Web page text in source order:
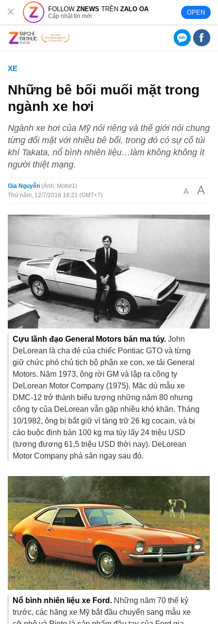
FOLLOWZNEWS TRÊNZALO OA
Cập nhật tin mới OPEN
XE
Những bê bối muối mặt trong
ngành xe hơi
Ngành xe hơi của Mỹ nói riêng và thế giới nói chung
từng đối mặt với nhiều bê bối, trong đó có sự cố túi
khí Takata, nổ bình nhiên liệu…làm không không ít
người thiệt mạng.
Gia Nguyễn Ảnh: Motor1
Thứ năm, 12/7/2018 18:21 (GMT+7)
A A
Cựu lãnh đạo General Motors bán ma túy. John
DeLorean là cha đẻ của chiếc Pontiac GTO và từng
giữ chức phó chủ tịch bộ phận xe con, xe tải General
Motors. Năm 1973, ông rời GM và lập ra công ty
DeLorean Motor Company (1975). Mặc dù mẫu xe
DMC-12 trở thành biểu tượng những năm 80 nhưng
công ty của DeLorean vẫn gặp nhiều khó khăn. Tháng
10/1982, ông bị bắt giữ vì tàng trữ 26 kg cocain, và bị
cáo buộc định bán 100 kg ma túy lấy 24 triệu USD
(tương đương61,5 triệu USD thời nay). DeLorean
Motor Company phá sản ngay sau đó.
Nổ bình nhiên liệu xe Ford. Những năm 70 thế kỷ
trước, các hãng xe Mỹ bắt đầu chuyển sang mẫu xe